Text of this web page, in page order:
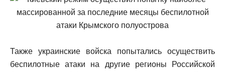
Также украинские войска попытались осуществить
беспилотные атаки на другие регионы Российской